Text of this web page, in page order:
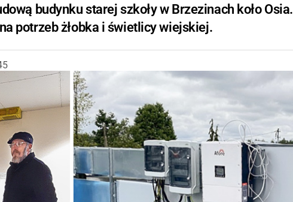
budynku starej szkoły w Brzezinach koło Osia.
potrzeb żłobka i świetlicy wiejskiej.